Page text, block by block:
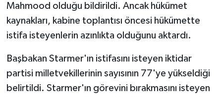
Mahmood olduğu bildirildi. Ancak hükümet
kaynakları, kabine toplantısı öncesi hükümette
istifa isteyenlerin azınlıkta olduğunu aktardı.
Başbakan Starmer'ın istifasını isteyen iktidar
partisi milletvekillerinin sayısının 77'ye yükseldiği
belirtildi. Starmer'ın görevini bırakmasını isteyen